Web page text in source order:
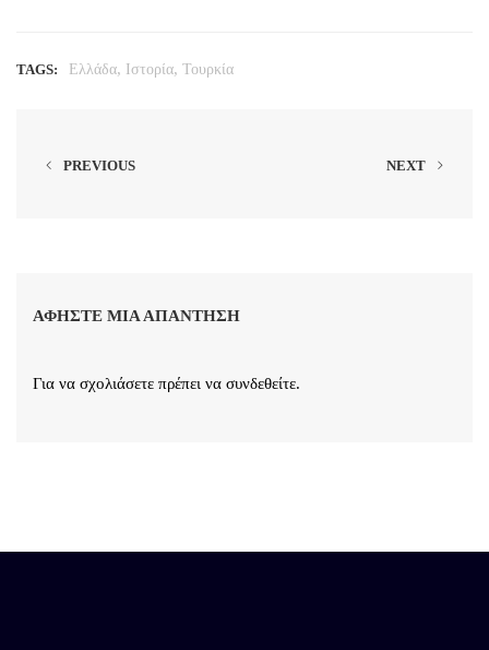
TAGS: Ελλάδα, Ιστορία, Τουρκία
PREVIOUS NEXT
ΑΦΉΣΤΕ ΜΙΑ ΑΠΆΝΤΗΣΗ
Για να σχολιάσετε πρέπει να συνδεθείτε.